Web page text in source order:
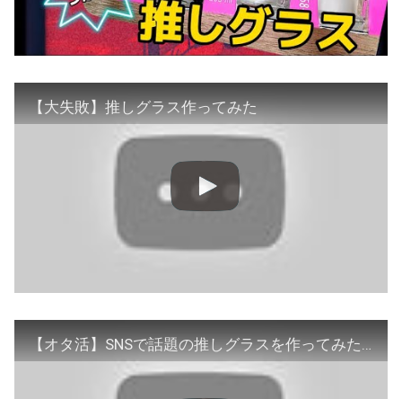
【大失敗】推しグラス作ってみた
【オタ活】SNSで話題の推しグラスを作ってみた！